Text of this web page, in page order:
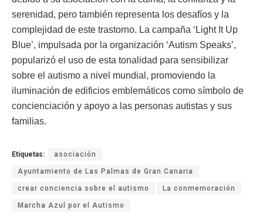
serenidad, pero también representa los desafíos y la
complejidad de este trastorno. La campaña ‘Light It Up
Blue’, impulsada por la organización ‘Autism Speaks’,
popularizó el uso de esta tonalidad para sensibilizar
sobre el autismo a nivel mundial, promoviendo la
iluminación de edificios emblemáticos como símbolo de
concienciación y apoyo a las personas autistas y sus
familias.
Etiquetas: asociación
Ayuntamiento de Las Palmas de Gran Canaria
crear conciencia sobre el autismo La conmemoración
Marcha Azul por el Autismo